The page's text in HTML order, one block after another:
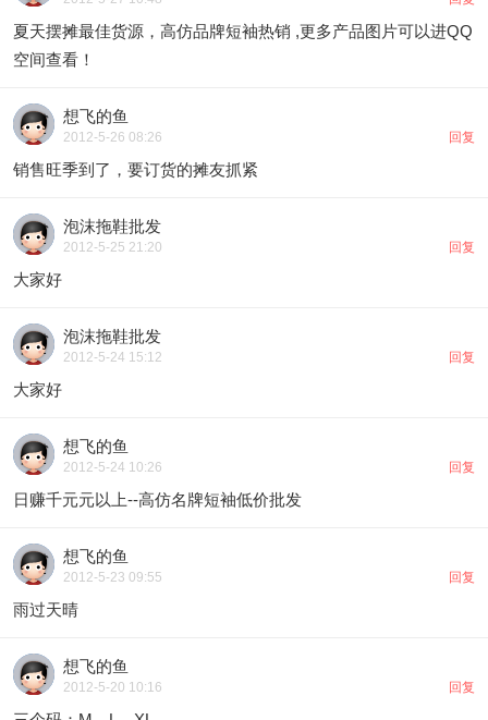
夏天摆摊最佳货源，高仿品牌短袖热销 ,更多产品图片可以进QQ
空间查看！
想飞的鱼
2012-5-26 08:26 回复
销售旺季到了，要订货的摊友抓紧
泡沫拖鞋批发
2012-5-25 21:20 回复
大家好
泡沫拖鞋批发
2012-5-24 15:12 回复
大家好
想飞的鱼
2012-5-24 10:26 回复
日赚千元元以上--高仿名牌短袖低价批发
想飞的鱼
2012-5-23 09:55 回复
雨过天晴
想飞的鱼
2012-5-20 10:16 回复